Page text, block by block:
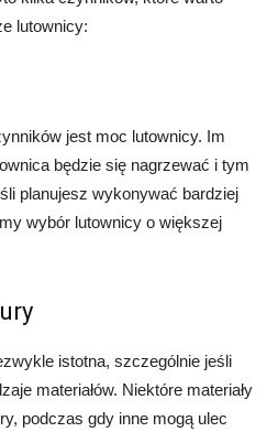
lutownicy:
jest moc lutownicy. Im
będzie się nagrzewać i tym
planujesz wykonywać bardziej
wybór lutownicy o większej
istotna, szczególnie jeśli
materiałów. Niektóre materiały
podczas gdy inne mogą ulec